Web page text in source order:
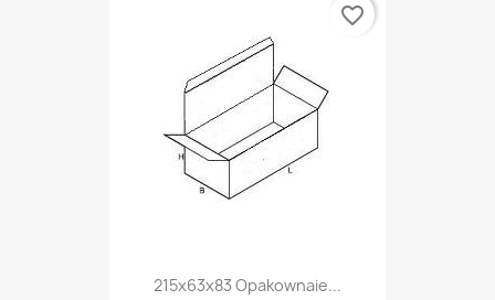
215x63x83 Opakownaie...
favorite_border